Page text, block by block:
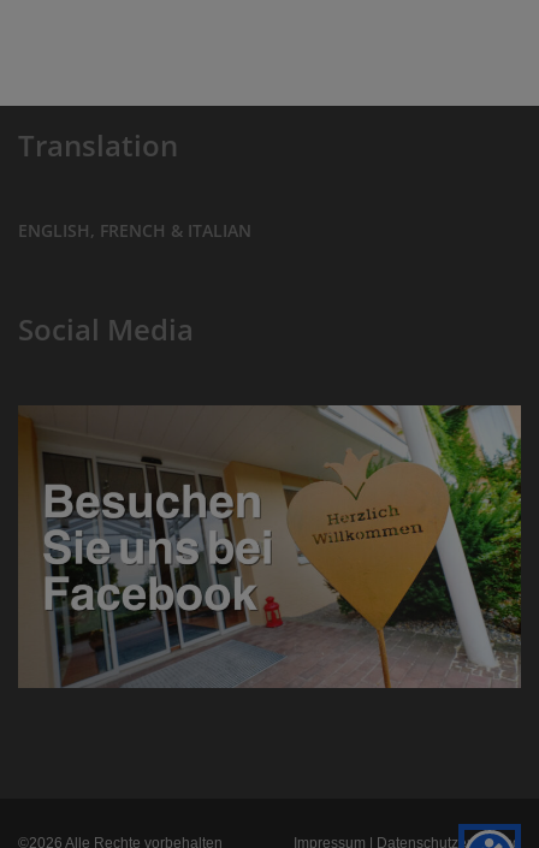
Translation
ENGLISH, FRENCH & ITALIAN
Social Media
©2026 Alle Rechte vorbehalten Impressum | Datenschutzerklärung